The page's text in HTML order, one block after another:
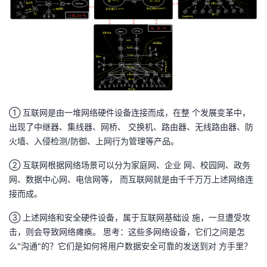
① 互联网是由一堆网络硬件设备连接而成，在整 个发展变革中，
出现了中继器、集线器、网桥、 交换机、路由器、无线路由器、防
火墙、入侵检测/防御、上网行为管理等产品。
② 互联网根据网络场景可以分为家庭网、企业 网、校园网、政务
网、数据中心网、电信网等， 而互联网就是由千千万万上述网络连
接而成。
③ 上述网络和安全硬件设备，属于互联网基础设 施，一旦遭受攻
击，则会导致网络瘫痪。 思考：这些多网络设备，它们之间是怎
么"沟通"的？它们是如何将用户数据安全可靠的发送到对 方手里？